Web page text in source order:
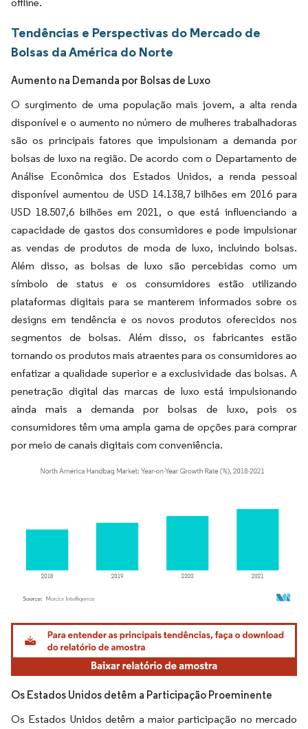
Tendências e Perspectivas do Mercado de
Bolsas da América do Norte
Aumento na Demanda por Bolsas de Luxo
O surgimento de uma população mais jovem, a alta renda
disponível e o aumento no número de mulheres trabalhadoras
são os principais fatores que impulsionam a demanda por
bolsas de luxo na região. De acordo com o Departamento de
Análise Econômica dos Estados Unidos, a renda pessoal
disponível aumentou de USD 14.138,7 bilhões em 2016 para
USD 18.507,6 bilhões em 2021, o que está influenciando a
capacidade de gastos dos consumidores e pode impulsionar
as vendas de produtos de moda de luxo, incluindo bolsas.
Além disso, as bolsas de luxo são percebidas como um
símbolo de status e os consumidores estão utilizando
plataformas digitais para se manterem informados sobre os
designs em tendência e os novos produtos oferecidos nos
segmentos de bolsas. Além disso, os fabricantes estão
tornando os produtos mais atraentes para os consumidores ao
enfatizar a qualidade superior e a exclusividade das bolsas. A
penetração digital das marcas de luxo está impulsionando
ainda mais a demanda por bolsas de luxo, pois os
consumidores têm uma ampla gama de opções para comprar
por meio de canais digitais com conveniência.
Imagem © Mordor Intelligence. O reuso requer atribuição conforme CC BY 4.0.
Os Estados Unidos detêm a Participação Proeminente
Os Estados Unidos detêm a maior participação no mercado